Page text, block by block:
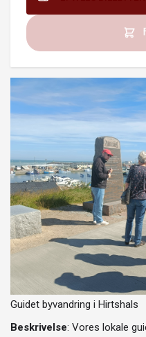
Guidet byvandring i Hirtshals
Beskrivelse: Vores lokale